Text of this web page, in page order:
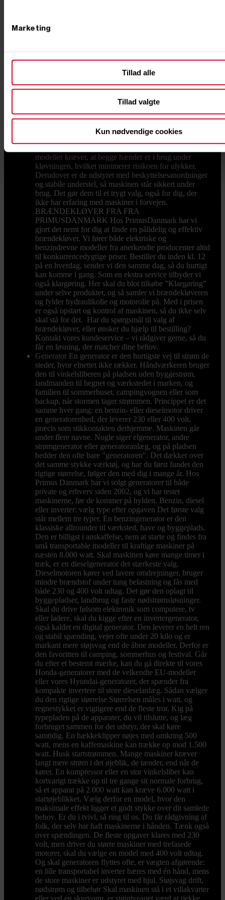
Marketing
Tillad alle
Tillad valgte
Kun nødvendige cookies
køre elektrisk? Kløvelængde - Hvilken længde skal dit
hjælp og vejledning. Ring endelig til os på 76 62 00 36
Børkop, hvor mange af vores varer også står udstillet.
HVILKEN OLIE SKAL BRUGES? Du skal bruge
tyndere end normal olie, og derfor kan stemplet i
maskinen nemmere og hurtigere bevæge sig. Desuden
kan hydraulikolie bedre tåle høje temperaturer uden at
koge. NEM OG SIKKER BRUG, OGSÅ FOR
modeller kræver, at begge hænder er i brug under
kløvningen, hvilket minimerer risikoen for ulykker.
Derudover er de udstyret med beskyttelsesanordninger
og stabile understel, så maskinen står sikkert under
brug. Det gør dem til et trygt valg, også for dig, der
ikke har erfaring med maskiner i forvejen.
BRÆNDEKLØVER FRA FRA
PRIMUSDANMARK Hos PrimusDanmark har vi
gjort det nemt for dig at finde en pålidelig og effektiv
brændekløver. Vi fører både elektriske og
benzindrevne modeller fra anerkendte producenter altid
til konkurrencedygtige priser. Bestiller du inden kl. 12
på en hverdag, sender vi den samme dag, så du hurtigt
kan komme i gang. Som en ekstra service tilbyder vi
også klargøring. Her skal du blot tilkøbe ”Klargøring”
under selve produktet, og så samler vi brændekløveren
og fylder hydraulikolie og motorolie på. Med i prisen
er også opstart og kontrol af maskinen, så du ikke selv
skal stå for det. Har du spørgsmål til valg af
brændekløver, eller ønsker du hjælp til bestilling?
Kontakt vores kundeservice – vi rådgiver gerne, så du
får en løsning, der matcher dine behov.
Generator En generator er den hurtigste vej til strøm de
steder, hvor elnettet ikke rækker. Håndværkeren bruger
den til vinkelsliberen på pladsen uden byggestrøm,
landmanden til hegnet og værkstedet i marken, og
familien til sommerhuset, campingvognen eller som
backup, når stormen tager strømmen. Princippet er det
samme hver gang: en benzin- eller dieselmotor driver
en generatorenhed, der leverer 230 eller 400 volt,
præcis som stikkontakten derhjemme. Maskinen går
under flere navne. Nogle siger elgenerator, andre
strømgenerator eller generatoranlæg, og på pladsen
hedder den ofte bare "generatoren". Det dækker over
det samme stykke værktøj, og har du først fundet den
rigtige størrelse, følger den med dig i mange år. Hos
Primus Danmark har vi solgt generatorer til både
private og erhverv siden 2002, og vi har testet
maskinerne, før de kommer på hylden. Benzin, diesel
eller inverter: vælg type efter opgaven Det første valg
står mellem tre typer. En benzingenerator er den
klassiske allrounder til værksted, have og byggeplads.
Den er billigst i anskaffelse, nem at starte og findes fra
små transportable modeller til kraftige maskiner på
næsten 8.000 watt. Skal maskinen køre mange timer i
træk, er en dieselgenerator det stærkeste valg.
Dieselmotoren kører ved lavere omdrejninger, bruger
mindre brændstof under tung belastning og fås med
både 230 og 400 volt udtag. Det gør den oplagt til
byggepladser, landbrug og faste nødstrømsløsninger.
Skal du drive følsom elektronik som computere, tv
eller ladere, skal du kigge efter en invertergenerator,
også kaldet en digital generator. Den leverer en helt ren
og stabil spænding, vejer ofte under 20 kilo og er
markant mere støjsvag end de åbne modeller. Derfor er
den favoritten til camping, sommerhus og festival. Går
du efter et bestemt mærke, kan du gå direkte til vores
Honda-generatorer med de velkendte EU-modeller
eller vores Hyundai-generatorer, der spænder fra
kompakte invertere til store dieselanlæg. Sådan vælger
du den rigtige størrelse Størrelsen måles i watt, og
regnestykket er vigtigere end de fleste tror. Kig på
typepladen på de apparater, du vil tilslutte, og læg
forbruget sammen for det udstyr, der skal køre
samtidig. En hækkeklipper nøjes med omkring 500
watt, mens en kaffemaskine kan trække op mod 1.500
watt. Husk startstrømmen. Mange maskiner kræver
langt mere strøm i det øjeblik, de tænder, end når de
kører. En kompressor eller en stor vinkelsliber kan
kortvarigt trække op til tre gange sit normale forbrug,
så et apparat på 2.000 watt kan kræve 6.000 watt i
startøjeblikket. Vælg derfor en model, hvor den
maksimale effekt ligger et godt stykke over dit samlede
behov. Er du i tvivl, så ring til os. Du får rådgivning af
folk, der selv har haft maskinerne i hånden. Tænk også
over spændingen. De fleste opgaver klares med 230
volt, men driver du større maskiner med trefasede
motorer, skal du vælge en model med 400 volt udtag.
Og skal generatoren flyttes ofte, er vægten afgørende:
en lille transportabel inverter bæres med én hånd, mens
de store maskiner er udstyret med hjul. Støjsvag drift,
nødstrøm og tilbehør Skal maskinen stå i et villakvarter